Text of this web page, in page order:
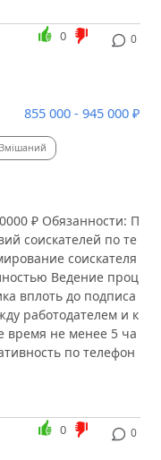
0
0
855 000 - 945 000 ₽
Змішаний
₽ Обязанности: П
соискателей по те
соискателя
Ведение проц
вплоть до подписа
работодателем и к
время не менее 5 ча
по телефон
0
0